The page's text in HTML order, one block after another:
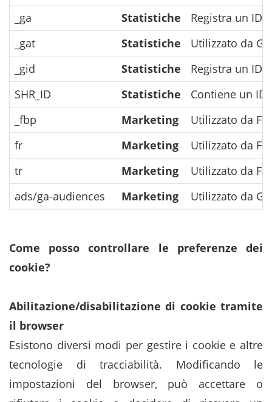
_ga
Statistiche
Registra un ID
_gat
Statistiche
Utilizzato da
_gid
Statistiche
Registra un ID
SHR_ID
Statistiche
Contiene un
_fbp
Marketing
Utilizzato da
fr
Marketing
Utilizzato da
tr
Marketing
Utilizzato da
ads/ga-audiences
Marketing Utilizzato da
Come posso controllare le preferenze dei
cookie?
Abilitazione/disabilitazione di cookie tramite
il browser
Esistono diversi modi per gestire i cookie e altre
tecnologie di tracciabilità. Modificando le
impostazioni del browser, può accettare o